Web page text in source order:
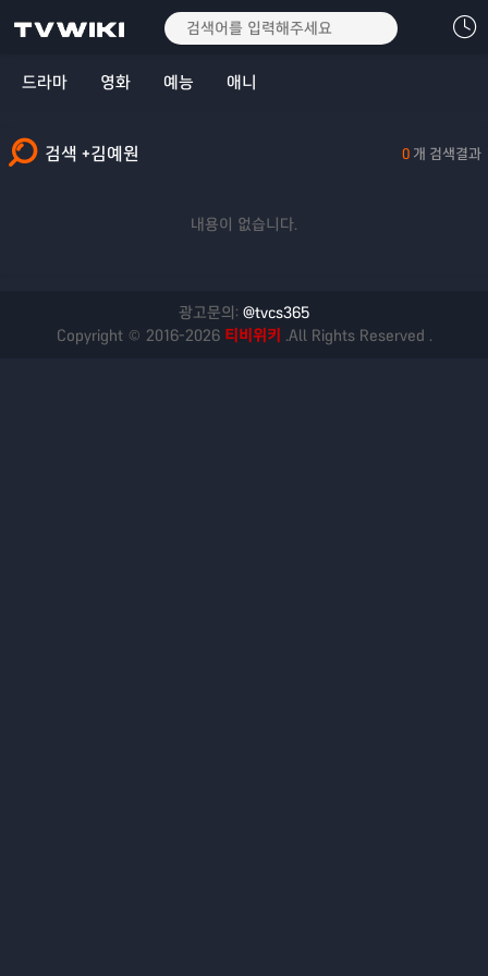
드라마 영화 예능 애니
검색 +김예원 0 개 검색결과
내용이 없습니다.
광고문의: @tvcs365
Copyright © 2016-2026 티비위키 .All Rights Reserved .